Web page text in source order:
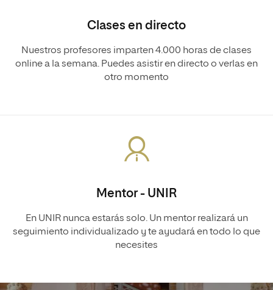
Clases en directo
Nuestros profesores imparten 4.000 horas de clases
online a la semana. Puedes asistir en directo o verlas en
otro momento
Mentor - UNIR
En UNIR nunca estarás solo. Un mentor realizará un
seguimiento individualizado y te ayudará en todo lo que
necesites